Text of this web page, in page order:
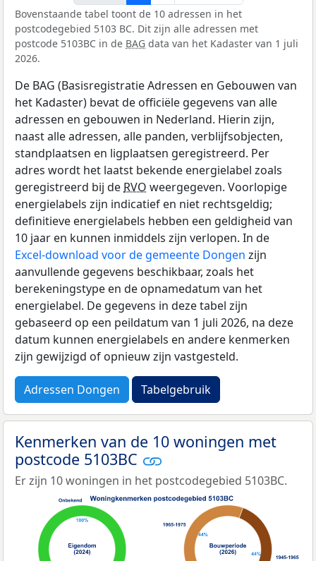
Bovenstaande tabel toont de 10 adressen in het
postcodegebied 5103 BC. Dit zijn alle adressen met
postcode 5103BC in de BAG data van het Kadaster van 1 juli
2026.
De BAG (Basisregistratie Adressen en Gebouwen van
het Kadaster) bevat de officiële gegevens van alle
adressen en gebouwen in Nederland. Hierin zijn,
naast alle adressen, alle panden, verblijfsobjecten,
standplaatsen en ligplaatsen geregistreerd. Per
adres wordt het laatst bekende energielabel zoals
geregistreerd bij de RVO weergegeven. Voorlopige
energielabels zijn indicatief en niet rechtsgeldig;
definitieve energielabels hebben een geldigheid van
10 jaar en kunnen inmiddels zijn verlopen. In de
Excel-download voor de gemeente Dongen zijn
aanvullende gegevens beschikbaar, zoals het
berekeningstype en de opnamedatum van het
energielabel. De gegevens in deze tabel zijn
gebaseerd op een peildatum van 1 juli 2026, na deze
datum kunnen energielabels en andere kenmerken
zijn gewijzigd of opnieuw zijn vastgesteld.
Adressen Dongen Tabelgebruik
Kenmerken van de 10 woningen met
postcode 5103BC
Er zijn 10 woningen in het postcodegebied 5103BC.